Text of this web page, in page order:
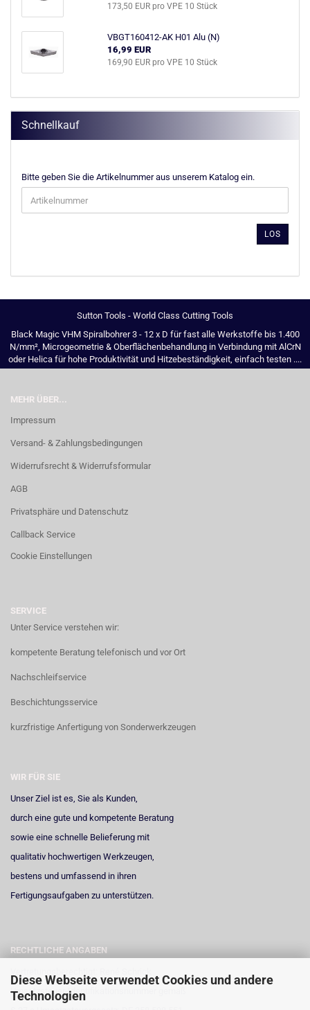
Diese Webseite verwendet Cookies und andere
Technologien
173,50 EUR pro VPE 10 Stück
VBGT160412-AK H01 Alu (N)
16,99 EUR
169,90 EUR pro VPE 10 Stück
Schnellkauf
BITTE
GEBEN
SIE
DIE
EIN.
Bitte geben Sie die Artikelnummer aus unserem Katalog ein.
LOS
Sutton Tools - World Class Cutting Tools
Black Magic VHM Spiralbohrer 3 - 12 x D für fast alle Werkstoffe bis 1.400
N/mm², Microgeometrie & Oberflächenbehandlung in Verbindung mit AlCrN
oder Helica für hohe Produktivität und Hitzebeständigkeit, einfach testen ....
MEHR ÜBER...
Impressum
Versand- & Zahlungsbedingungen
Widerrufsrecht & Widerrufsformular
AGB
Privatsphäre und Datenschutz
Callback Service
Cookie Einstellungen
SERVICE
Unter Service verstehen wir:
kompetente Beratung telefonisch und vor Ort
Nachschleifservice
Beschichtungsservice
kurzfristige Anfertigung von Sonderwerkzeugen
WIR FÜR SIE
Unser Ziel ist es, Sie als Kunden,
durch eine gute und kompetente Beratung
sowie eine schnelle Belieferung mit
qualitativ hochwertigen Werkzeugen,
bestens und umfassend in ihren
Fertigungsaufgaben zu unterstützen.
RECHTLICHE ANGABEN
Umsatzsteuer-Identifikationsnummer gemäß